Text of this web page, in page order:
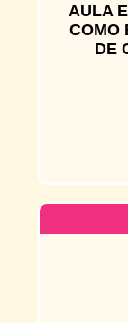
AULA
COMO
DE